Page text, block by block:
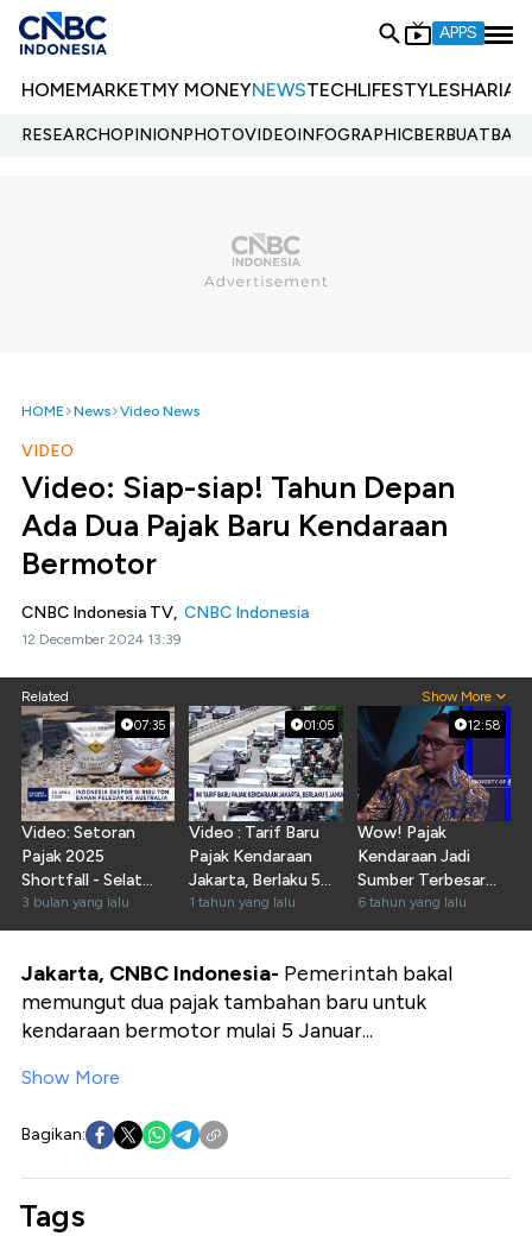
APPS
HOMEMARKETMY MONEYNEWSTECHLIFESTYLESHARIA
RESEARCHOPINIONPHOTOVIDEOINFOGRAPHIC
HOME News Video News
VIDEO
Video: Siap-siap! Tahun Depan
Ada Dua Pajak Baru Kendaraan
Bermotor
CNBC Indonesia TV, CNBC Indonesia
12 December 2024 13:39
Related Show More
07:35
Video: Setoran
Pajak 2025
Shortfall - Selat
Hormuz Ditutup
Lagi
3 bulan yang lalu
01:05
Video : Tarif Baru
Pajak Kendaraan
Jakarta, Berlaku 5
Januari 2025
1 tahun yang lalu
12:58
Wow! Pajak
Kendaraan Jadi
Sumber Terbesar
PAD Sulsel
6 tahun yang lalu
Jakarta, CNBC Indonesia- Pemerintah bakal
memungut dua pajak tambahan baru untuk
kendaraan bermotor mulai 5 Januar...
Show More
Bagikan:
Tags